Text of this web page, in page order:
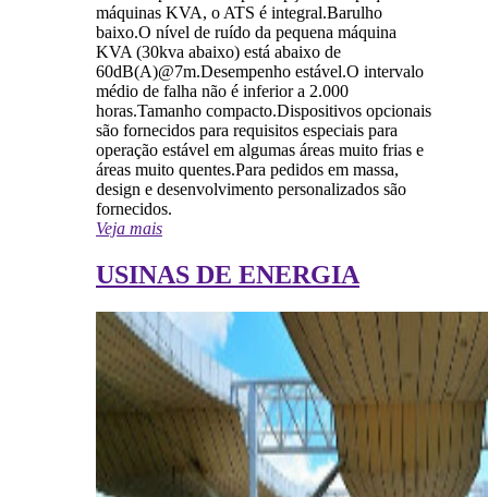
máquinas KVA, o ATS é integral.Barulho
baixo.O nível de ruído da pequena máquina
KVA (30kva abaixo) está abaixo de
60dB(A)@7m.Desempenho estável.O intervalo
médio de falha não é inferior a 2.000
horas.Tamanho compacto.Dispositivos opcionais
são fornecidos para requisitos especiais para
operação estável em algumas áreas muito frias e
áreas muito quentes.Para pedidos em massa,
design e desenvolvimento personalizados são
fornecidos.
Veja mais
USINAS DE ENERGIA